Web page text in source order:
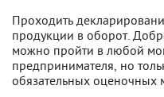
Проходить
продукции в оборот.
можно пройти в любой
предпринимателя, но
обязательных оценочных